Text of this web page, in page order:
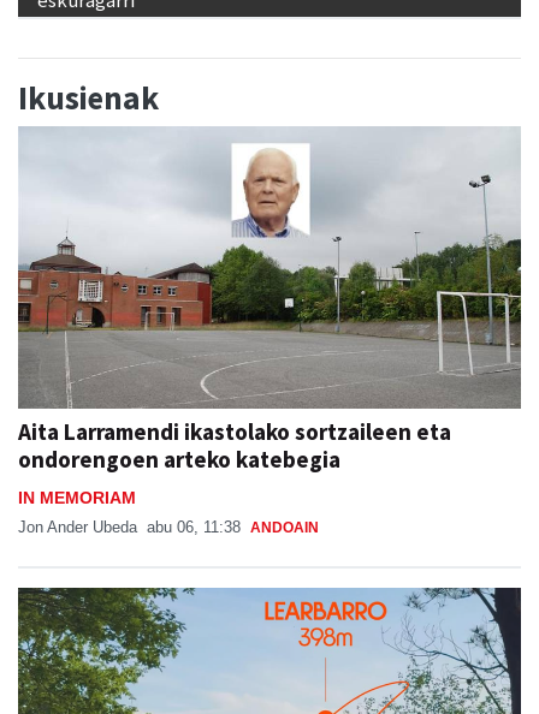
San Bittorreko eta Santa Vitoriako audiogidak,
eskuragarri
ondorengoen arteko katebegia